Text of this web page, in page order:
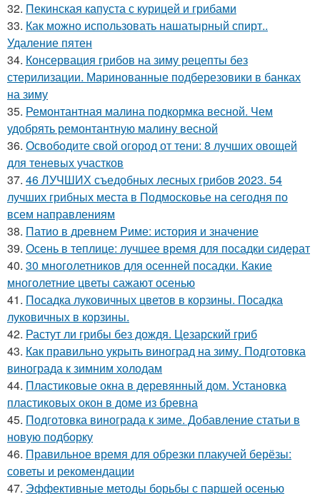
32. Пекинская капуста с курицей и грибами
33. Как можно использовать нашатырный спирт..
Удаление пятен
34. Консервация грибов на зиму рецепты без
стерилизации. Маринованные подберезовики в банках
на зиму
35. Ремонтантная малина подкормка весной. Чем
удобрять ремонтантную малину весной
36. Освободите свой огород от тени: 8 лучших овощей
для теневых участков
37. 46 ЛУЧШИХ съедобных лесных грибов 2023. 54
лучших грибных места в Подмосковье на сегодня по
всем направлениям
38. Патио в древнем Риме: история и значение
39. Осень в теплице: лучшее время для посадки сидерат
40. 30 многолетников для осенней посадки. Какие
многолетние цветы сажают осенью
41. Посадка луковичных цветов в корзины. Посадка
луковичных в корзины.
42. Растут ли грибы без дождя. Цезарский гриб
43. Как правильно укрыть виноград на зиму. Подготовка
винограда к зимним холодам
44. Пластиковые окна в деревянный дом. Установка
пластиковых окон в доме из бревна
45. Подготовка винограда к зиме. Добавление статьи в
новую подборку
46. Правильное время для обрезки плакучей берёзы:
советы и рекомендации
47. Эффективные методы борьбы с паршей осенью